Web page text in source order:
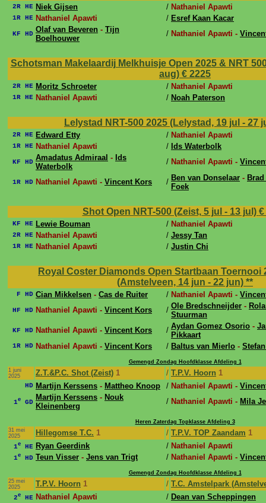
2R HE Niek Gijsen / Nathaniel Apawti
1R HE Nathaniel Apawti / Esref Kaan Kacar
KF HD Olaf van Beveren - Tijn
Boelhouwer
/ Nathaniel Apawti -
Schotsman Makelaardij Melkhuisje Open 2025 & NRT
aug) € 2225
2R HE Moritz Schroeter / Nathaniel Apawti
1R HE Nathaniel Apawti / Noah Paterson
Lelystad NRT-500 2025 (Lelystad, 19 jul - 27
2R HE Edward Etty / Nathaniel Apawti
1R HE Nathaniel Apawti / Ids Waterbolk
KF HD Amadatus Admiraal - Ids
Waterbolk
/ Nathaniel Apawti -
1R HD Nathaniel Apawti - Vincent Kors / Ben van Donselaar -
Foek
Shot Open NRT-500 (Zeist, 5 jul - 13 jul) €
KF HE Lewie Bouman / Nathaniel Apawti
2R HE Nathaniel Apawti / Jessy Tan
1R HE Nathaniel Apawti / Justin Chi
Royal Coster Diamonds Open Startbaan Toernooi
(Amstelveen, 14 jun - 22 jun) **
F HD Cian Mikkelsen - Cas de Ruiter / Nathaniel Apawti -
HF HD Nathaniel Apawti - Vincent Kors / Ole Bredschneijder -
Stuurman
KF HD Nathaniel Apawti - Vincent Kors / Aydan Gomez Osorio -
Pikkaart
1R HD Nathaniel Apawti - Vincent Kors / Baltus van Mierlo -
Gemengd Zondag Hoofdklasse Afdeling 1
1 juni
2025
Z.T.&P.C. Shot (Zeist) 1 / T.P.V. Hoorn 1
HD Martijn Kerssens - Mattheo Knoop / Nathaniel Apawti -
1e GD
Martijn Kerssens - Nouk
Kleinenberg
/ Nathaniel Apawti - Mila
Heren Zaterdag Topklasse Afdeling 3
31 mei
2025
Hillegomse T.C. 1 / T.P.V. TOP Zaandam 1
1e HE Ryan Geerdink / Nathaniel Apawti
1e HD Teun Visser - Jens van Trigt / Nathaniel Apawti -
Gemengd Zondag Hoofdklasse Afdeling 1
25 mei
2025
T.P.V. Hoorn 1 / T.C. Amstelpark
2e HE Nathaniel Apawti / Dean van Scheppingen